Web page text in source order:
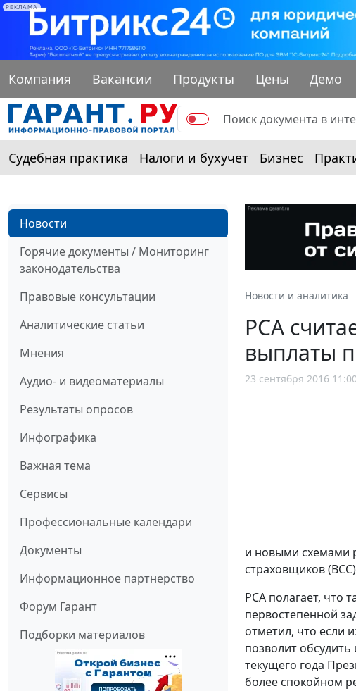
РЕКЛАМА
Компания Вакансии Продукты Цены Демо
Судебная практика Налоги и бухучет Бизнес
Новости
Горячие документы / Мониторинг
законодательства
Правовые консультации
Аналитические статьи
Мнения
Аудио- и видеоматериалы
Результаты опросов
Инфографика
Важная тема
Сервисы
Профессиональные календари
Документы
Информационное партнерство
Форум Гарант
Подборки материалов
Новости и аналитика
РСА
выплаты
23 сентября 2016 11:00
и новыми схемами
страховщиков
РСА полагает, что
первостепенной
отметил, что если
позволит
текущего года
более спокойном